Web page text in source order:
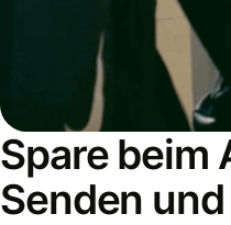
Spare beim
Senden